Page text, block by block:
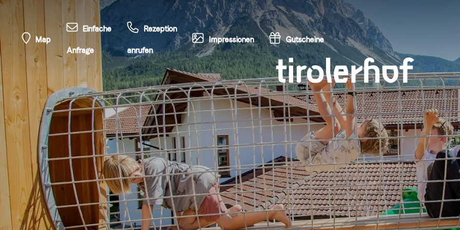
Map
Einfache
Anfrage
Rezeption
anrufen
Impressionen Gutscheine